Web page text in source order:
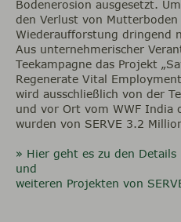
Bodenerosion ausgesetzt.
den Verlust von
Wiederaufforstung dringend
Aus unternehmerischer
Teekampagne das Projekt
Regenerate Vital
wird ausschließlich von der
und vor Ort vom WWF India
wurden von SERVE 3.2
» Hier geht es zu den
und
weiteren Projekten von